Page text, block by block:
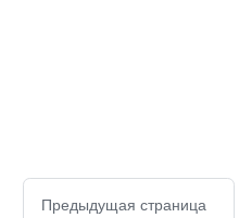
Предыдущая страница